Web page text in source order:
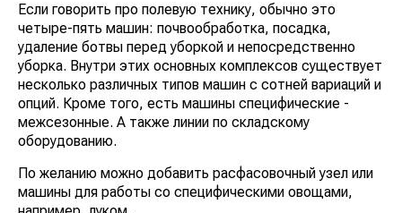
Если говорить про полевую технику, обычно это
четыре-пять машин: почвообработка, посадка,
удаление ботвы перед уборкой и непосредственно
уборка. Внутри этих основных комплексов существует
несколько различных типов машин с сотней вариаций и
опций. Кроме того, есть машины специфические -
межсезонные. А также линии по складскому
оборудованию.
По желанию можно добавить расфасовочный узел или
машины для работы со специфическими овощами,